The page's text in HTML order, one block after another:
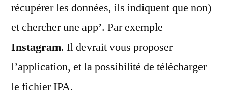
récupérer les données, ils indiquent que non)
et chercher une app’. Par exemple
Instagram. Il devrait vous proposer
l’application, et la possibilité de télécharger
le fichier IPA.